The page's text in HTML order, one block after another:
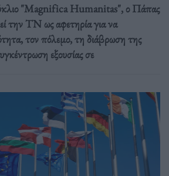
"Magnifica Humanitas", ο Πάπας
την ΤΝ ως αφετηρία για να
τον πόλεμο, τη διάβρωση της
εξουσίας σε